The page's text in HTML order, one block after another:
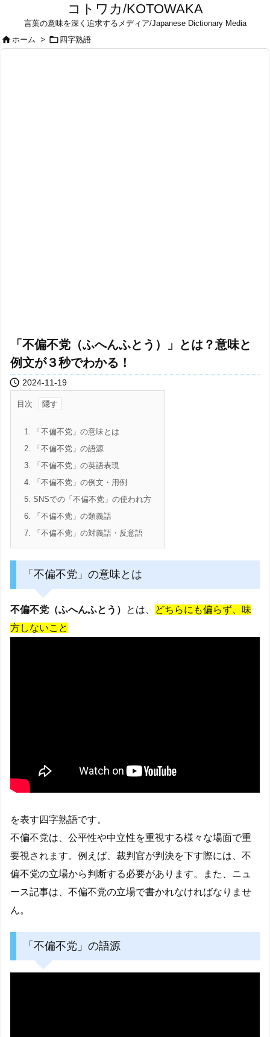
コトワカ/KOTOWAKA
言葉の意味を深く追求するメディア/Japanese Dictionary Media
ホーム >  四字熟語
「不偏不党（ふへんふとう）」とは？意味と
例文が３秒でわかる！
 2024-11-19
目次
1. 「不偏不党」の意味とは
2. 「不偏不党」の語源
3. 「不偏不党」の英語表現
4. 「不偏不党」の例文・用例
5. SNSでの「不偏不党」の使われ方
6. 「不偏不党」の類義語
7. 「不偏不党」の対義語・反意語
「不偏不党」の意味とは
不偏不党（ふへんふとう） とは、
どちらにも偏らず、味
方しないこと
を表す四字熟語です。
不偏不党は、公平性や中立性を重視する様々な場面で重
要視されます。例えば、裁判官が判決を下す際には、不
偏不党の立場から判断する必要があります。また、ニュ
ース記事は、不偏不党の立場で書かれなければなりませ
ん。
「不偏不党」の語源